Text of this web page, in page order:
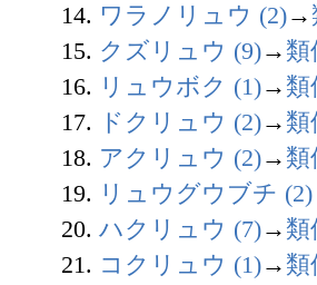
14. ワラノリュウ (2)→
15. クズリュウ (9)→ 類
16. リュウボク (1)→ 類
17.
ドクリュウ (2)→ 類
18. アクリュウ (2)→ 類
19. リュウグウブチ (2)
20. ハクリュウ (7)→ 類
21. コクリュウ (1)→ 類